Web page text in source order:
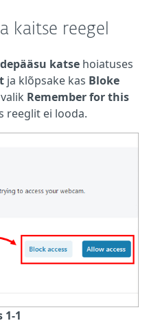
kaitse reegel
katse hoiatuses
ja klõpsake kas Bloke
Remember for this
reeglit ei looda.
1-1